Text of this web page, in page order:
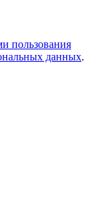
пользования
данных.